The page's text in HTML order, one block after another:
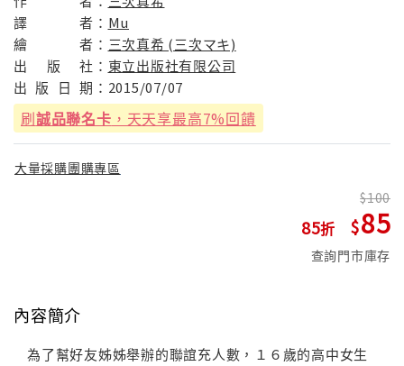
譯
者： Mu
繪
者： 三次真希 (三次マキ)
出
版 社： 東立出版社有限公司
出 版 日 期： 2015/07/07
刷誠品聯名卡 ，天天享最高7%回饋
大量採購團購專區
85
100
85
查詢門市庫存
內容簡介
為了幫好友姊姊舉辦的聯誼充人數，１６歲的高中女生